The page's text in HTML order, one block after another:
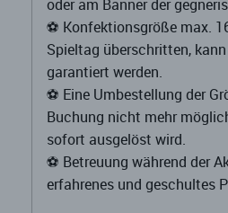
oder am Banner der
⚽️ Konfektionsgröße max.
Spieltag überschritten,
garantiert werden.
⚽️ Eine Umbestellung der
Buchung nicht mehr
sofort ausgelöst wird.
⚽️ Betreuung während der
erfahrenes und geschultes